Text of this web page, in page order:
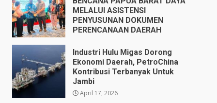
MELALUI ASISTENSI
PENYUSUNAN DOKUMEN
PERENCANAAN DAERAH
Industri Hulu Migas Dorong
Ekonomi Daerah, PetroChina
Kontribusi Terbanyak Untuk
Jambi
April 17, 2026